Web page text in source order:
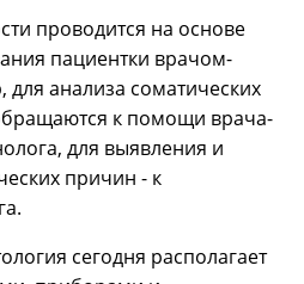
проводится на основе
пациентки врачом-
анализа соматических
к помощи врача-
для выявления и
причин - к
сегодня располагает